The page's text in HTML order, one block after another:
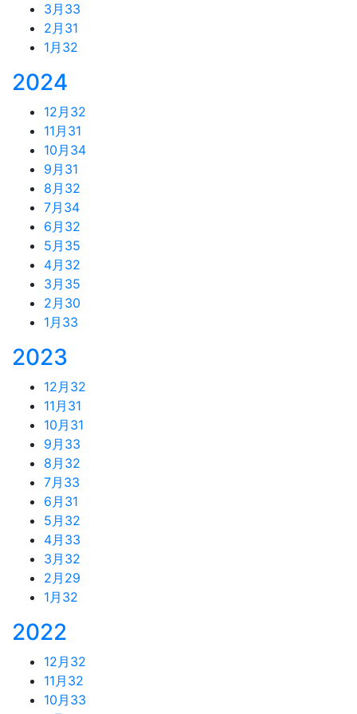
3月 33
2月 31
1月 32
2024
12月 32
11月 31
10月 34
9月 31
8月 32
7月 34
6月 32
5月 35
4月 32
3月 35
2月 30
1月 33
2023
12月 32
11月 31
10月 31
9月 33
8月 32
7月 33
6月 31
5月 32
4月 33
3月 32
2月 29
1月 32
2022
12月 32
11月 32
10月 33